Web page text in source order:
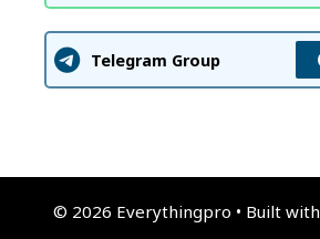
Telegram Group
© 2026 Everythingpro • Built with